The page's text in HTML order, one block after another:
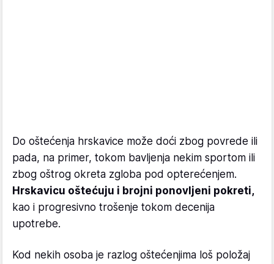
Do oštećenja hrskavice može doći zbog povrede ili
pada, na primer, tokom bavljenja nekim sportom ili
zbog oštrog okreta zgloba pod opterećenjem.
Hrskavicu oštećuju i brojni ponovljeni pokreti,
kao i progresivno trošenje tokom decenija
upotrebe.
Kod nekih osoba je razlog oštećenjima loš položaj